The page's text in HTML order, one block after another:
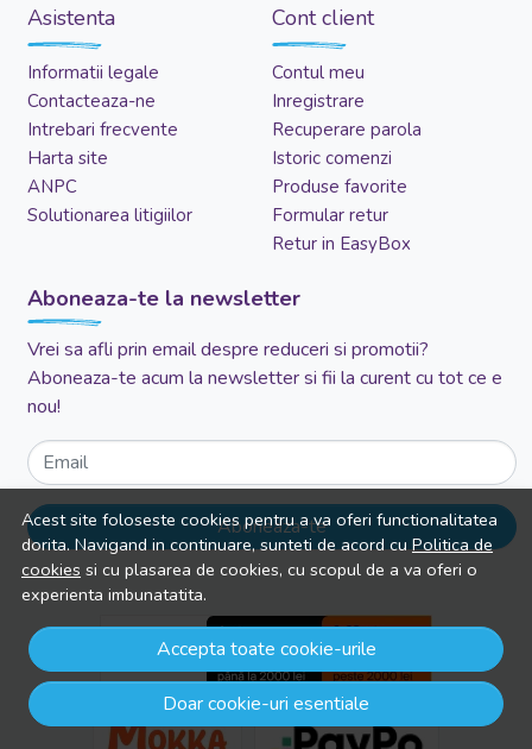
Acest site foloseste cookies pentru a va oferi functionalitatea
dorita. Navigand in continuare, sunteti de acord cuPolitica de
cookies si cu plasarea de cookies, cu scopul de a va oferi o
experienta imbunatatita.
Accepta toate cookie-urile
Doar cookie-uri esentiale
Asistenta
Informatii legale
Contacteaza-ne
Intrebari frecvente
Harta site
ANPC
Solutionarea litigiilor
Cont client
Contul meu
Inregistrare
Recuperare parola
Istoric comenzi
Produse favorite
Formular retur
Retur in EasyBox
Aboneaza-te la newsletter
Vrei sa afli prin email despre reduceri si promotii?
Aboneaza-te acum la newsletter si fii la curent cu tot ce e
nou!
Email
Aboneaza-te